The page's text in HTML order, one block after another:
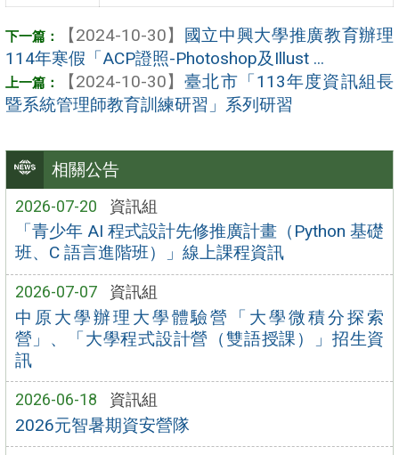
相關公告
2026-07-20 資訊組
「青少年 AI 程式設計先修推廣計畫（Python 基礎
班、C 語言進階班）」線上課程資訊
2026-07-07 資訊組
中原大學辦理大學體驗營「大學微積分探索
營」、「大學程式設計營（雙語授課）」招生資
訊
2026-06-18 資訊組
2026元智暑期資安營隊
【2024-10-30】 國立中興大學推廣教育辦理
114年寒假「ACP證照-Photoshop及Illust ...
【2024-10-30】 臺北市「113年度資訊組長
暨系統管理師教育訓練研習」系列研習